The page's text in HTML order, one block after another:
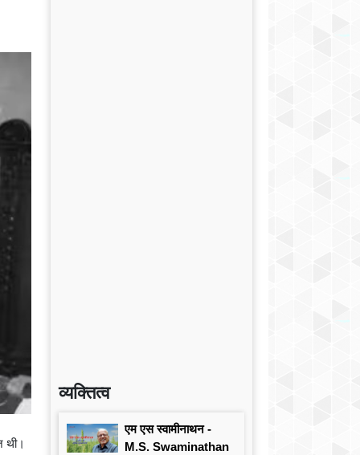
थी।
व्यक्तित्व
एम एस स्वामीनाथन -
M.S. Swaminathan